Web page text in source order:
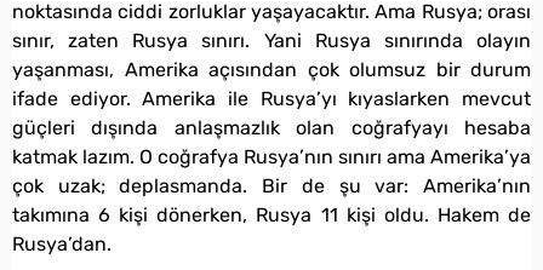
noktasında ciddi zorluklar yaşayacaktır. Ama Rusya; orası
sınır, zaten Rusya sınırı. Yani Rusya sınırında olayın
yaşanması, Amerika açısından çok olumsuz bir durum
ifade ediyor. Amerika ile Rusya’yı kıyaslarken mevcut
güçleri dışında anlaşmazlık olan coğrafyayı hesaba
katmak lazım. O coğrafya Rusya’nın sınırı ama Amerika’ya
çok uzak; deplasmanda. Bir de şu var: Amerika’nın
takımına 6 kişi dönerken, Rusya 11 kişi oldu. Hakem de
Rusya’dan.